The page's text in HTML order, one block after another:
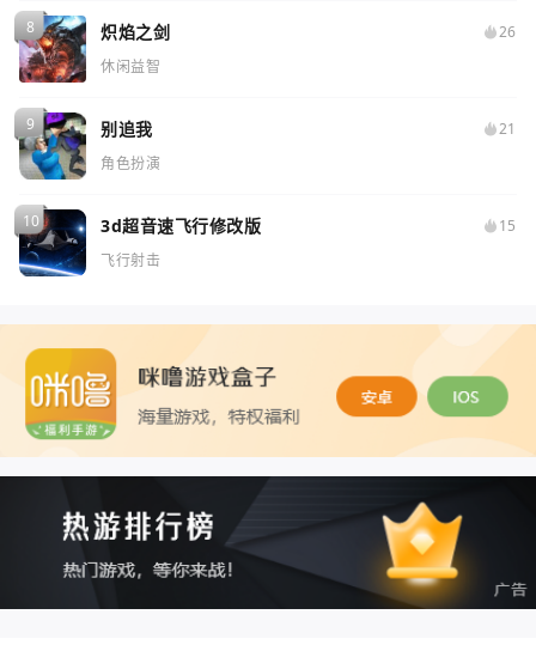
炽焰之剑
26
休闲益智
别追我
21
角色扮演
3d超音速飞行修改版
15
飞行射击